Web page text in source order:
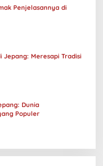
Penjelasannya di
Jepang: Meresapi Tradisi
Dunia
Populer